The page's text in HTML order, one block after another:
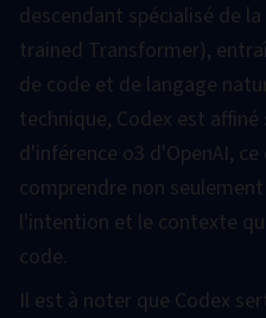
descendant spécialisé de
trained Transformer),
de code et de langage
technique, Codex est
d'inférence o3 d'OpenAI,
comprendre non
l'intention et le contexte
code.
Il est à noter que Codex